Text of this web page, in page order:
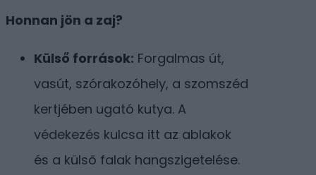
Honnan jön a zaj?
Külső források: Forgalmas út,
vasút, szórakozóhely, a szomszéd
kertjében ugató kutya. A
védekezés kulcsa itt az ablakok
és a külső falak hangszigetelése.